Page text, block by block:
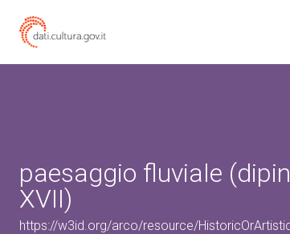
paesaggio fluviale
XVII)
https://w3id.org/arco/resource/